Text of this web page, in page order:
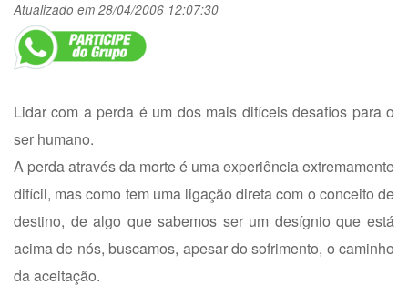
Atualizado em 28/04/2006 12:07:30
Lidar com a perda é um dos mais difíceis desafios para o
ser humano.
A perda através da morte é uma experiência extremamente
difícil, mas como tem uma ligação direta com o conceito de
destino, de algo que sabemos ser um desígnio que está
acima de nós, buscamos, apesar do sofrimento, o caminho
da aceitação.